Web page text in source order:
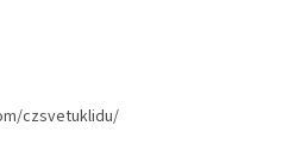
czsvetuklidu/